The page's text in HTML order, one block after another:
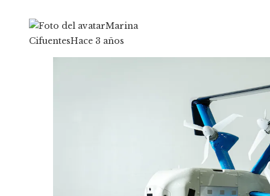
Marina
CifuentesHace 3 años